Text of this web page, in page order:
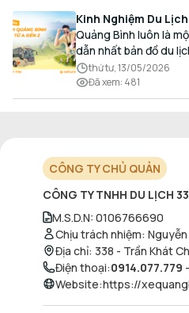
Kinh Nghiệm Du
Đến Z Chi Tiết Nhất
Quảng Bình luôn là
dẫn nhất bản đồ du
thống hang động kỳ
nét ẩm thực đậm đà
thứ tư, 13/05/2026
Đã xem: 481
CÔNG TY CHỦ QUẢN
CÔNG TY TNHH DU LỊCH
M.S.D.N: 0106766690
Chịu trách nhiệm:
Địa chỉ: 338 - Trần Khát
Điện thoại:0914.077.779 -
Website:https://